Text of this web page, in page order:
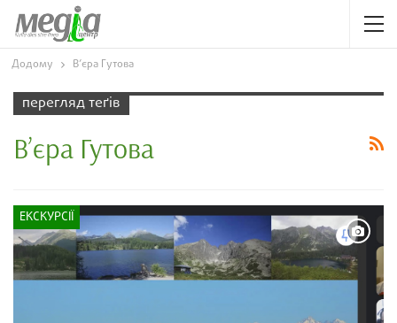
Додому В’єра Гутова
перегляд теґів
В’єра Гутова
ЕКСКУРСІЇ